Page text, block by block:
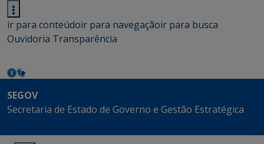
ir para conteúdoir para navegaçãoir para busca
Ouvidoria Transparência
SEGOV
Secretaria de Estado de Governo e Gestão Estratégica